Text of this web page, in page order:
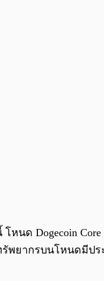
นด Dogecoin Core
รัพยากรบนโหนดมี